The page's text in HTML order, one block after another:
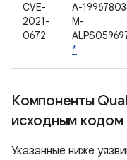
CVE-
2021-
0672
A-
M-
*
Компоненты
исходным кодом
Указанные ниже